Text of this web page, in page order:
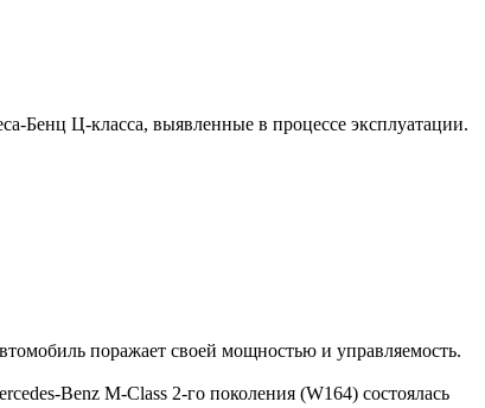
Бенц Ц-класса, выявленные в процессе эксплуатации.
поражает своей мощностью и управляемость.
Benz M-Class 2-го поколения (W164) состоялась